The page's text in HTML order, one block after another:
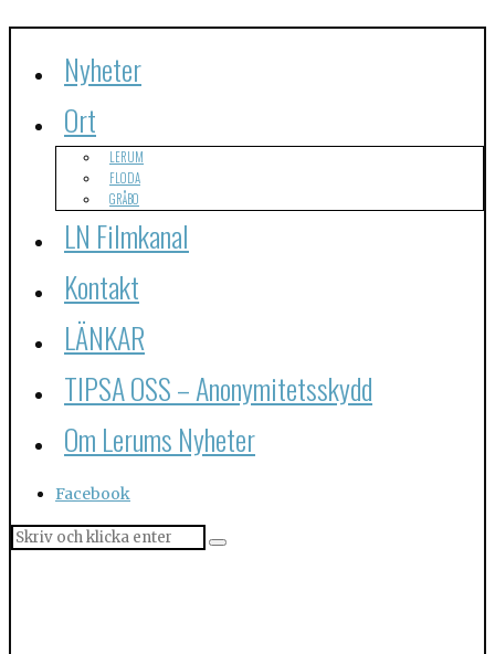
Nyheter
Ort
LERUM
FLODA
GRÅBO
LN Filmkanal
Kontakt
LÄNKAR
TIPSA OSS – Anonymitetsskydd
Om Lerums Nyheter
Facebook